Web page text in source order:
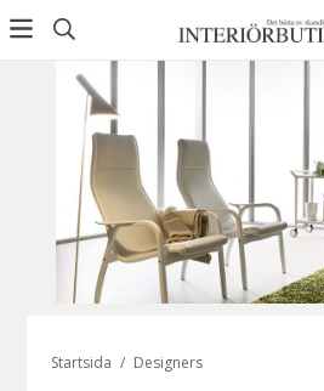
Startsida / Designers